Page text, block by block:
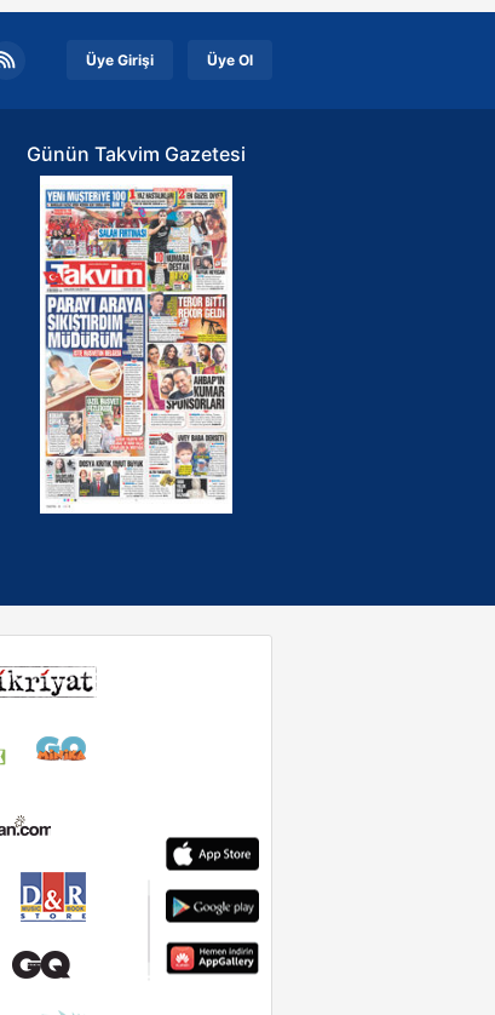
sitemizde ilgili
Üye Girişi Üye Ol
Günün Takvim Gazetesi